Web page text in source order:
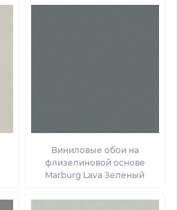
Виниловые обои на
флизелиновой основе
Marburg Lava Зеленый